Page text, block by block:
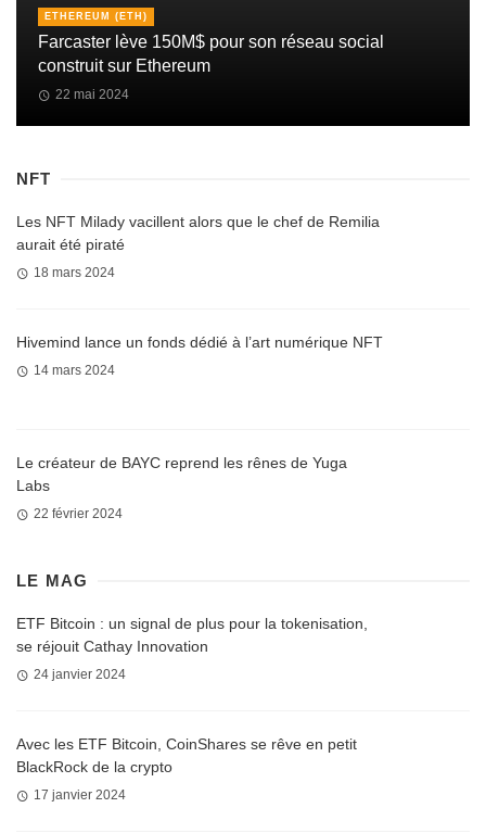
ETHEREUM (ETH)
Farcaster lève 150M$ pour son réseau social
construit sur Ethereum
22 mai 2024
NFT
Les NFT Milady vacillent alors que le chef de Remilia
aurait été piraté
18 mars 2024
Hivemind lance un fonds dédié à l’art numérique NFT
14 mars 2024
Le créateur de BAYC reprend les rênes de Yuga
Labs
22 février 2024
LE MAG
ETF Bitcoin : un signal de plus pour la tokenisation,
se réjouit Cathay Innovation
24 janvier 2024
Avec les ETF Bitcoin, CoinShares se rêve en petit
BlackRock de la crypto
17 janvier 2024